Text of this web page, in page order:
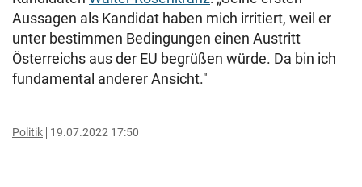
Aussagen als Kandidat haben mich irritiert, weil er
unter bestimmen Bedingungen einen Austritt
Österreichs aus der EU begrüßen würde. Da bin ich
fundamental anderer Ansicht."
Politik 19.07.2022 17:50